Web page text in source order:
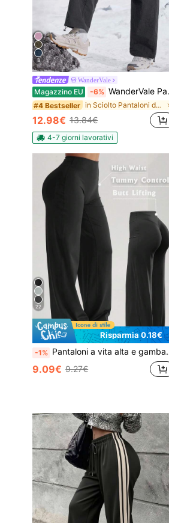
8
WanderVale
Magazzino EU -6% WanderVale Pantaloni casual da donna con stampa di lettere e laccetti, adatti per l'autunno/inverno
#4 Bestseller in Sciolto Pantaloni da esterno da donna
12.98€ 13.84€
4-7 giorni lavorativi
22
Risparmia 0.18€
-1% Pantaloni a vita alta e gamba ampia da donna per l'esercizio all'aperto, leggings sportivi casual comodi, pantaloni a zampa d'elefante ad alta elasticità per pendolarismo & yoga, tessuto lavorato a maglia, elastici e comodi, adatti per l'uso quotidiano e l'allenamento, athleisure
9.09€ 9.27€